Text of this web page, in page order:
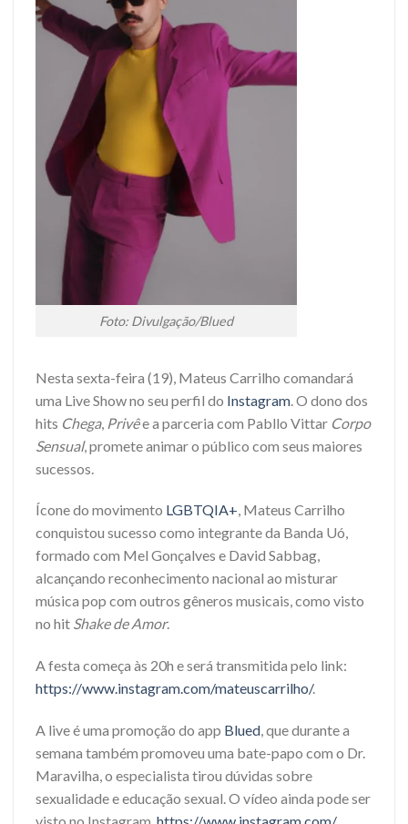
Foto: Divulgação/Blued
Nesta sexta-feira (19), Mateus Carrilho comandará
uma Live Show no seu perfil do Instagram . O dono dos
hits Chega, Privêe a parceria com Pabllo Vittar Corpo
Sensual, promete animar o público com seus maiores
sucessos.
Ícone do movimento LGBTQIA+, Mateus Carrilho
conquistou sucesso como integrante da Banda Uó,
formado com Mel Gonçalves e David Sabbag,
alcançando reconhecimento nacional ao misturar
música pop com outros gêneros musicais, como visto
no hit Shake de Amor.
A festa começa às 20h e será transmitida pelo link:
https://www.instagram.com/mateuscarrilho/.
A live é uma promoção do app Blued, que durante a
semana também promoveu uma bate-papo com o Dr.
Maravilha, o especialista tirou dúvidas sobre
sexualidade e educação sexual. O vídeo ainda pode ser